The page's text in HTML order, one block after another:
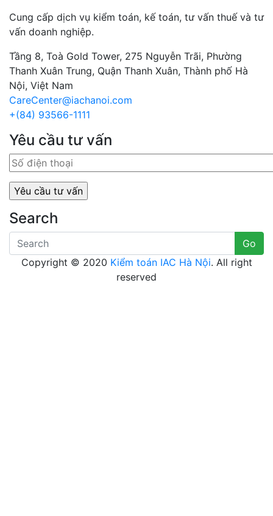
Cung cấp dịch vụ kiểm toán, kế toán, tư vấn thuế và tư
vấn doanh nghiệp.
Tầng 8, Toà Gold Tower, 275 Nguyễn Trãi, Phường
Thanh Xuân Trung, Quận Thanh Xuân, Thành phố Hà
Nội, Việt Nam
CareCenter@iachanoi.com
+(84) 93566-1111
Yêu cầu tư vấn
Search
Go
Copyright © 2020 Kiểm toán IAC Hà Nội. All right
reserved